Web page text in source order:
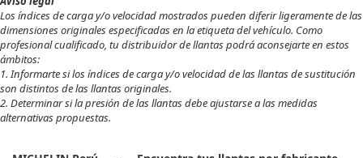
Los índices de carga y/o velocidad mostrados pueden diferir ligeramente de las
dimensiones originales especificadas en la etiqueta del vehículo. Como
profesional cualificado, tu distribuidor de llantas podrá aconsejarte en estos
ámbitos:
1. Informarte si los índices de carga y/o velocidad de las llantas de sustitución
son distintos de las llantas originales.
2. Determinar si la presión de las llantas debe ajustarse a las medidas
alternativas propuestas.